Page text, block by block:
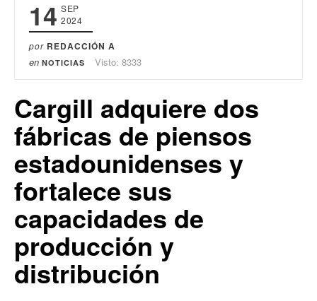
14 SEP
2024
por REDACCIÓN A
en NOTICIAS Visto: 8333
Cargill adquiere dos
fábricas de piensos
estadounidenses y
fortalece sus
capacidades de
producción y
distribución